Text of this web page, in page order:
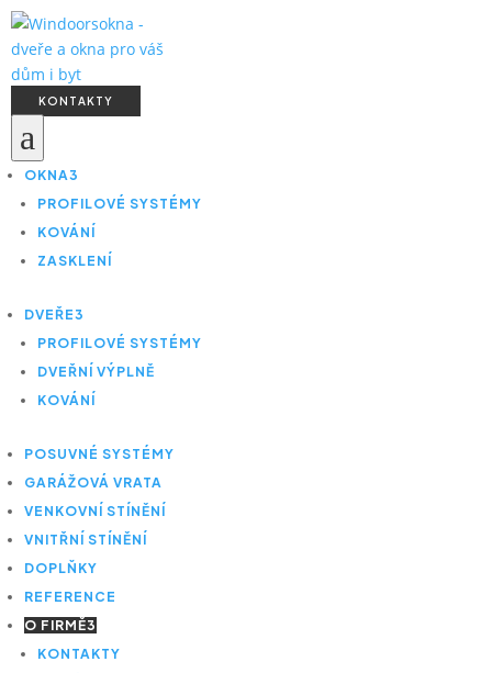
KONTAKTY
a
OKNA3
PROFILOVÉ SYSTÉMY
KOVÁNÍ
ZASKLENÍ
DVEŘE3
PROFILOVÉ SYSTÉMY
DVEŘNÍ VÝPLNĚ
KOVÁNÍ
POSUVNÉ SYSTÉMY
GARÁŽOVÁ VRATA
VENKOVNÍ STÍNĚNÍ
VNITŘNÍ STÍNĚNÍ
DOPLŇKY
REFERENCE
O FIRMĚ3
KONTAKTY